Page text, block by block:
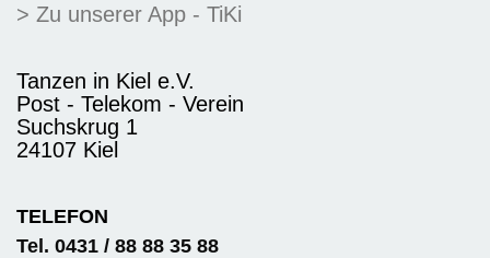
> Zu unserer App - TiKi
Tanzen in Kiel e.V.
Post - Telekom - Verein
Suchskrug 1
24107 Kiel
TELEFON
Tel. 0431 / 88 88 35 88